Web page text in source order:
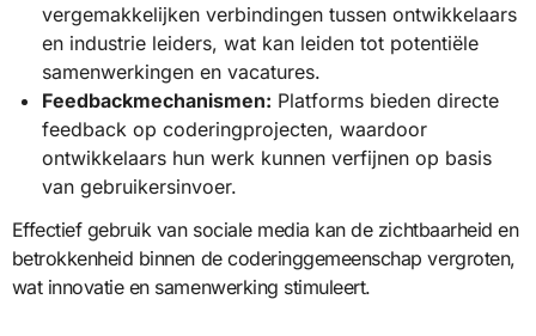
vergemakkelijken verbindingen tussen ontwikkelaars
en industrie leiders, wat kan leiden tot potentiële
samenwerkingen en vacatures.
Feedbackmechanismen: Platforms bieden directe
feedback op coderingprojecten, waardoor
ontwikkelaars hun werk kunnen verfijnen op basis
van gebruikersinvoer.
Effectief gebruik van sociale media kan de zichtbaarheid en
betrokkenheid binnen de coderinggemeenschap vergroten,
wat innovatie en samenwerking stimuleert.